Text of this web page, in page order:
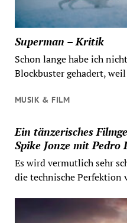
Superman – Kritik
Schon lange habe ich
Blockbuster gehadert, weil
MUSIK & FILM
Ein tänzerisches
Spike Jonze mit Pedro
Es wird vermutlich sehr
die technische Perfektion